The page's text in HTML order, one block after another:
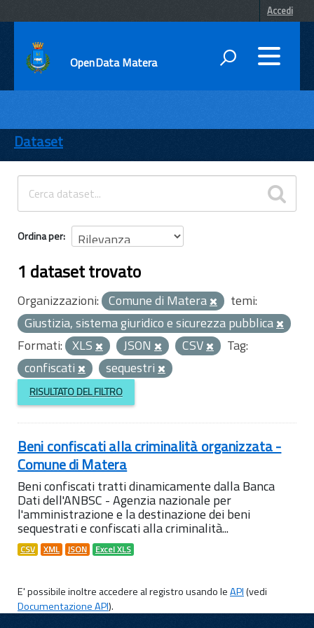
Accedi
OpenData Matera
ENTI
TEMI
INFORMAZIONI
Dataset
Ordina per
1 dataset trovato
Organizzazioni: Comune di Matera
temi:
Giustizia, sistema giuridico e sicurezza pubblica
Formati: XLS JSON CSV
Tag:
confiscati
sequestri
RISULTATO DEL FILTRO
Beni confiscati alla criminalità organizzata -
Comune di Matera
Beni confiscati tratti dinamicamente dalla Banca
Dati dell'ANBSC - Agenzia nazionale per
l'amministrazione e la destinazione dei beni
sequestrati e confiscati alla criminalità...
CSV XML JSON Excel XLS
E' possibile inoltre accedere al registro usando leAPI(vedi
Documentazione API).